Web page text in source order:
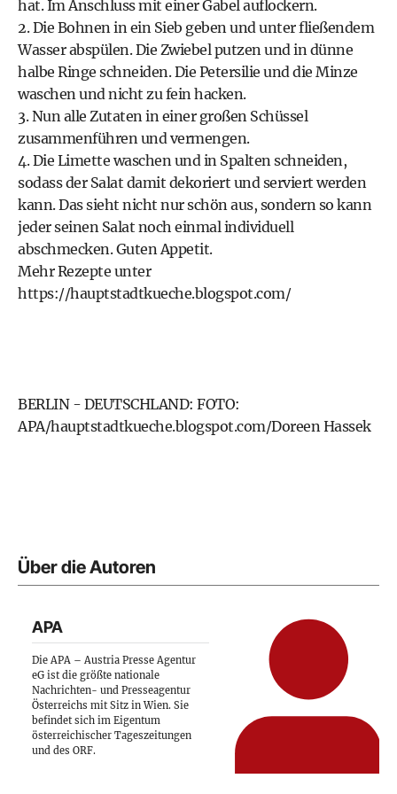
hat. Im Anschluss mit einer Gabel auflockern.
2. Die Bohnen in ein Sieb geben und unter fließendem
Wasser abspülen. Die Zwiebel putzen und in dünne
halbe Ringe schneiden. Die Petersilie und die Minze
waschen und nicht zu fein hacken.
3. Nun alle Zutaten in einer großen Schüssel
zusammenführen und vermengen.
4. Die Limette waschen und in Spalten schneiden,
sodass der Salat damit dekoriert und serviert werden
kann. Das sieht nicht nur schön aus, sondern so kann
jeder seinen Salat noch einmal individuell
abschmecken. Guten Appetit.
Mehr Rezepte unter
https://hauptstadtkueche.blogspot.com/
BERLIN - DEUTSCHLAND: FOTO:
APA/hauptstadtkueche.blogspot.com/Doreen Hassek
Über die Autoren
APA
Die APA – Austria Presse Agentur
eG ist die größte nationale
Nachrichten- und Presseagentur
Österreichs mit Sitz in Wien. Sie
befindet sich im Eigentum
österreichischer Tageszeitungen
und des ORF.